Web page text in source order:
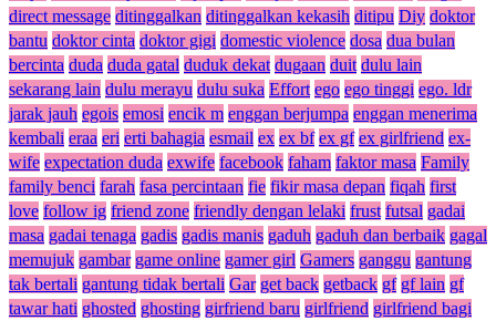
direct message ditinggalkan ditinggalkan kekasih ditipu Diy doktor
bantu doktor cinta doktor gigi domestic violence dosa dua bulan
bercinta duda duda gatal duduk dekat dugaan duit dulu lain
sekarang lain dulu merayu dulu suka Effort ego ego tinggi ego. ldr
jarak jauh egois emosi encik m enggan berjumpa enggan menerima
kembali eraa eri erti bahagia esmail ex ex bf ex gf ex girlfriend ex-
wife expectation duda exwife facebook faham faktor masa Family
family benci farah fasa percintaan fie fikir masa depan fiqah first
love follow ig friend zone friendly dengan lelaki frust futsal gadai
masa gadai tenaga gadis gadis manis gaduh gaduh dan berbaik gagal
memujuk gambar game online gamer girl Gamers ganggu gantung
tak bertali gantung tidak bertali Gar get back getback gf gf lain gf
tawar hati ghosted ghosting girfriend baru girlfriend girlfriend bagi